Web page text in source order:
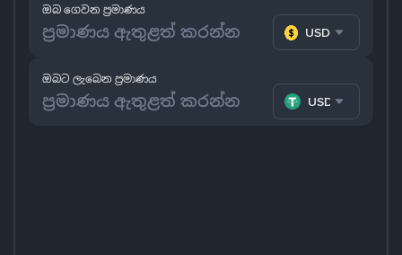
ඔබ ගෙවන ප්‍රමාණය
USD
ඔබට ලැබෙන ප්‍රමාණය
USDT